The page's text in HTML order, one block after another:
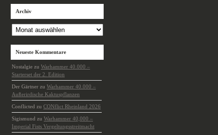
Archiv
Neueste Kommentare
Nostalgie zu Warhammer 40.000 –
Starterset der 2. Edition
Der Gärtner zu Warhammer 40.000 –
Außerirdische Kaktuspflanzen
Conflicted zu CONflict Rheinland 2026
Sigismund zu Warhammer 40,000 –
Imperial Fists Vergeltungsstreitmacht